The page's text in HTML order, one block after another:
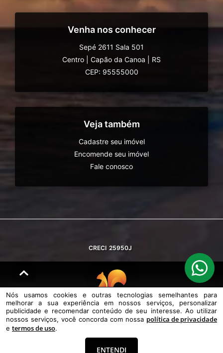
Venha nos conhecer
Sepé 2611 Sala 501
Centro
Capão da Canoa
RS
CEP: 95555000
Veja também
Cadastre seu imóvel
Encomende seu imóvel
Fale conosco
CRECI 25950J
© DESENVOLVIDO PELAAGIL.NET
Nós usamos cookies e outras tecnologias semelhantes para melhorar a
sua experiência em nossos serviços, personalizar publicidade e
Nós usamos cookies e outras tecnologias semelhantes para
melhorar a sua experiência em nossos serviços, personalizar
publicidade e recomendar conteúdo de seu interesse. Ao utilizar
nossos serviços, você concorda com nossa política de privacidade
e termos de uso.
ENTENDI